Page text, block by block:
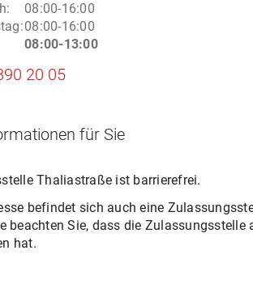
:
08:00-16:00
:08:00-16:00
08:00-13:00
20 05
für Sie
Thaliastraße ist barrierefrei.
befindet sich auch eine
beachten Sie, dass die Zulassungsstelle
hat.